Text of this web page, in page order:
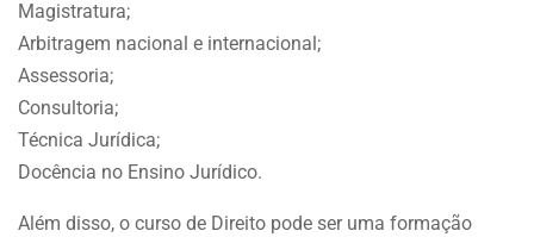
Magistratura;
Arbitragem nacional e internacional;
Assessoria;
Consultoria;
Técnica Jurídica;
Docência no Ensino Jurídico.
Além disso, o curso de Direito pode ser uma formação